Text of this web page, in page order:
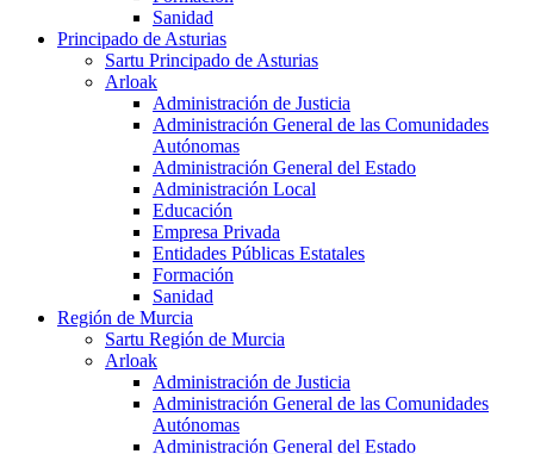
Sanidad
Principado de Asturias
Sartu Principado de Asturias
Arloak
Administración de Justicia
Administración General de las Comunidades
Autónomas
Administración General del Estado
Administración Local
Educación
Empresa Privada
Entidades Públicas Estatales
Formación
Sanidad
Región de Murcia
Sartu Región de Murcia
Arloak
Administración de Justicia
Administración General de las Comunidades
Autónomas
Administración General del Estado